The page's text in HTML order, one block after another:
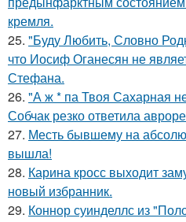
кремля.
25. "Буду Любить, Словно
что Иосиф Оганесян не
Стефана.
26. "А ж * па Твоя Сахарная
Собчак резко ответила
27. Месть бывшему на
вышла!
28. Карина кросс выходит
новый избранник.
29. Коннор суинделлс из